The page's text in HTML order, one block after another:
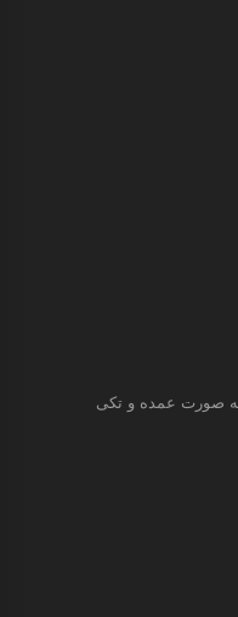
به صورت عمده و تکی